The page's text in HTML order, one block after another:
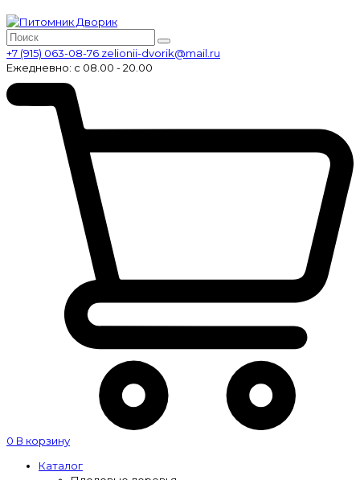
+7 (915) 063-08-76 zelionii-dvorik@mail.ru
Ежедневно: с 08.00 - 20.00
0 В корзину
Каталог